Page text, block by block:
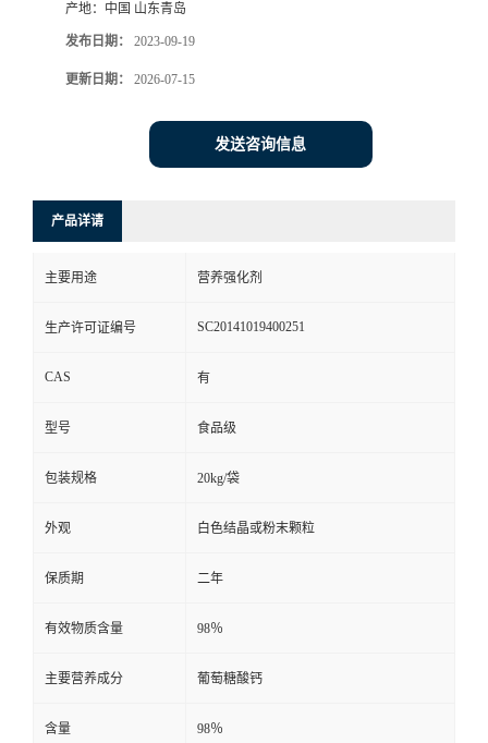
产地： 中国 山东青岛
发布日期： 2023-09-19
更新日期： 2026-07-15
发送咨询信息
产品详请
主要用途 营养强化剂
生产许可证编号 SC20141019400251
CAS 有
型号 食品级
包装规格 20kg/袋
外观 白色结晶或粉末颗粒
保质期 二年
有效物质含量 98％
主要营养成分 葡萄糖酸钙
含量 98％